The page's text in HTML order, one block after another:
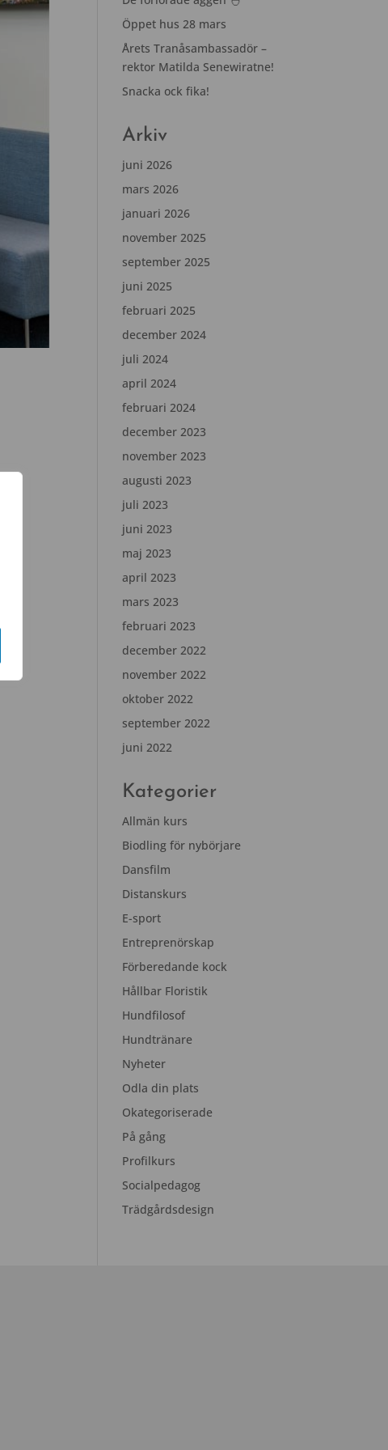
Öppet hus 28 mars
Årets Tranåsambassadör –
rektor Matilda Senewiratne!
Snacka ock fika!
Arkiv
juni 2026
mars 2026
januari 2026
november 2025
september 2025
juni 2025
februari 2025
december 2024
juli 2024
april 2024
februari 2024
december 2023
november 2023
augusti 2023
juli 2023
juni 2023
maj 2023
april 2023
mars 2023
februari 2023
december 2022
november 2022
oktober 2022
september 2022
juni 2022
Kategorier
Allmän kurs
Biodling för nybörjare
Dansfilm
Distanskurs
E-sport
Entreprenörskap
Förberedande kock
Hållbar Floristik
Hundfilosof
Hundtränare
Nyheter
Odla din plats
Okategoriserade
På gång
Profilkurs
Socialpedagog
Trädgårdsdesign